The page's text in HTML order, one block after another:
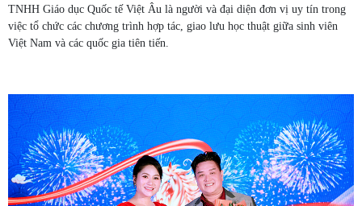
TNHH Giáo dục Quốc tế Việt Âu là người và đại diện đơn vị uy tín trong
việc tổ chức các chương trình hợp tác, giao lưu học thuật giữa sinh viên
Việt Nam và các quốc gia tiên tiến.